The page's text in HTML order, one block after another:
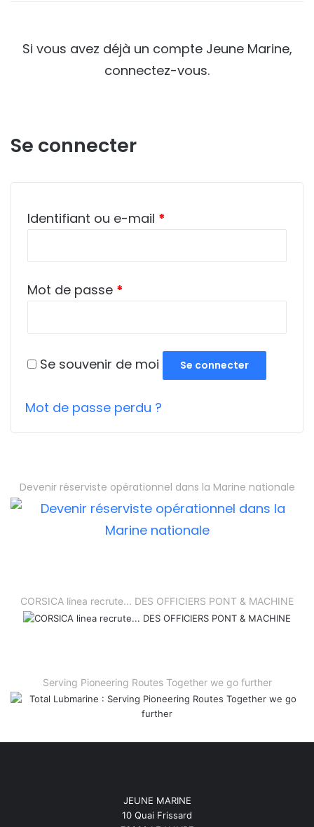
Si vous avez déjà un compte Jeune Marine,
connectez-vous.
Se connecter
Identifiant ou e-mail *
Mot de passe *
Se souvenir de moi Se connecter
Mot de passe perdu ?
Devenir réserviste opérationnel dans la Marine nationale
CORSICA linea recrute... DES OFFICIERS PONT & MACHINE
Serving Pioneering Routes Together we go further
JEUNE MARINE
10 Quai Frissard